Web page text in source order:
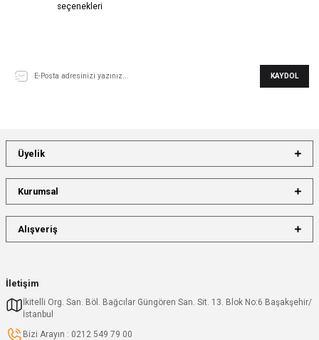
seçenekleri
KAYDOL
İletişim
İkitelli Org. San. Böl. Bağcılar Güngören San. Sit. 13. Blok No:6 Başakşehir/
İstanbul
Bizi Arayın : 0212 549 79 00
Üyelik
Kurumsal
Alışveriş